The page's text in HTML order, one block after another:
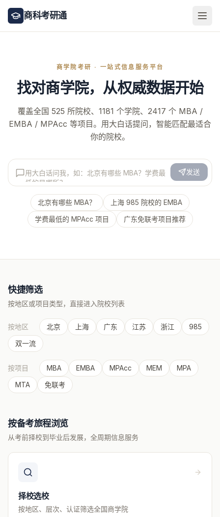
商科考研通
商学院考研 · 一站式信息服务平台
找对商学院，从权威数据开始
覆盖全国 525 所院校、 1181 个学院、 2417 个 MBA /
EMBA / MPAcc 等项目。用大白话提问，智能匹配最适合
你的院校。
发送
北京有哪些 MBA？
上海 985 院校的 EMBA
学费最低的 MPAcc 项目
广东免联考项目推荐
快捷筛选
按地区或项目类型，直接进入院校列表
按地区 北京 上海 广东 江苏 浙江
985
双一流
按项目 MBA EMBA MPAcc MEM
MPA
MTA
免联考
按备考旅程浏览
从考前择校到毕业后发展，全周期信息服务
择校选校
按地区、层次、认证筛选全国商学院